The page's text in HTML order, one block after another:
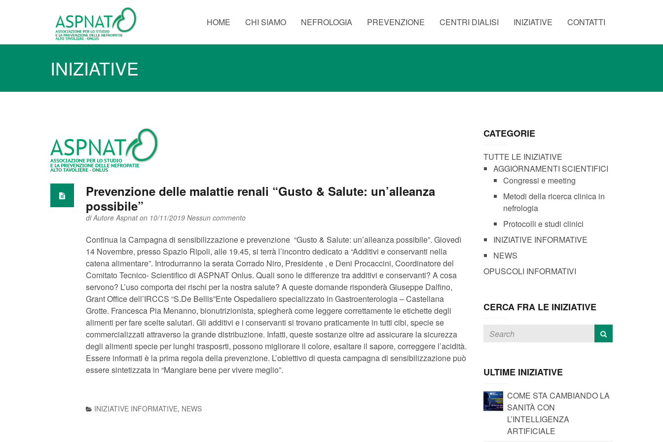
HOME CHI SIAMO NEFROLOGIA PREVENZIONE CENTRI DIALISI INIZIATIVE CONTATTI
INIZIATIVE
Prevenzione delle malattie renali “Gusto & Salute: un’alleanza
possibile”
diAutore Aspnaton 10/11/2019 Nessun commento
Continua la Campagna di sensibilizzazione e prevenzione “Gusto & Salute: un’alleanza possibile”. Giovedì
14 Novembre, presso Spazio Ripoli, alle 19.45, si terrà l’incontro dedicato a “Additivi e conservanti nella
catena alimentare”. Introdurranno la serata Corrado Niro, Presidente , e Deni Procaccini, Coordinatore del
Comitato Tecnico- Scientifico di ASPNAT Onlus. Quali sono le differenze tra additivi e conservanti? A cosa
servono? L’uso comporta dei rischi per la nostra salute? A queste domande risponderà Giuseppe Dalfino,
Grant Office dell’IRCCS “S.De Bellis”Ente Ospedaliero specializzato in Gastroenterologia – Castellana
Grotte. Francesca Pia Menanno, bionutrizionista, spiegherà come leggere correttamente le etichette degli
alimenti per fare scelte salutari. Gli additivi e i conservanti si trovano praticamente in tutti cibi, specie se
commercializzati attraverso la grande distribuzione. Infatti, queste sostanze oltre ad assicurare la sicurezza
degli alimenti specie per lunghi trasposrti, possono migliorare il colore, esaltare il sapore, correggere l’acidità.
Essere informati è la prima regola della prevenzione. L’obiettivo di questa campagna di sensibilizzazione può
essere sintetizzata in “Mangiare bene per vivere meglio”.
INIZIATIVE INFORMATIVE, NEWS
CATEGORIE
TUTTE LE INIZIATIVE
AGGIORNAMENTI SCIENTIFICI
Congressi e meeting
Metodi della ricerca clinica in
nefrologia
Protocolli e studi clinici
INIZIATIVE INFORMATIVE
NEWS
OPUSCOLI INFORMATIVI
CERCA FRA LE INIZIATIVE
ULTIME INIZIATIVE
COME STA CAMBIANDO LA
SANITÀ CON
L’INTELLIGENZA
ARTIFICIALE